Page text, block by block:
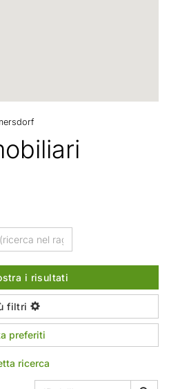
i risultati
filtri
preferiti
ricerca